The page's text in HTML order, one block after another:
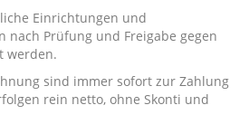
Einrichtungen und
nach Prüfung und Freigabe gegen
werden.
sind immer sofort zur Zahlung
rein netto, ohne Skonti und